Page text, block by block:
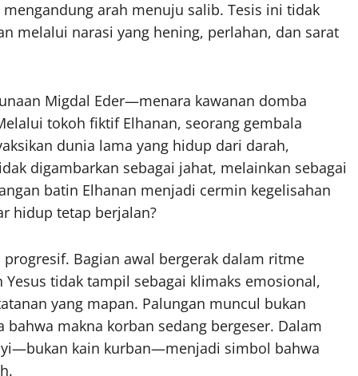
arah menuju salib. Tesis ini tidak
melalui narasi yang hening, perlahan, dan sarat
Migdal Eder—menara kawanan domba
tokoh fiktif Elhanan, seorang gembala
dunia lama yang hidup dari darah,
digambarkan sebagai jahat, melainkan sebagai
batin Elhanan menjadi cermin kegelisahan
hidup tetap berjalan?
Bagian awal bergerak dalam ritme
tidak tampil sebagai klimaks emosional,
yang mapan. Palungan muncul bukan
makna korban sedang bergeser. Dalam
kain kurban—menjadi simbol bahwa